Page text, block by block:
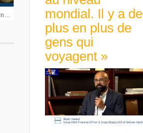
mondial. Il y a de
plus en plus de
gens qui
voyagent »